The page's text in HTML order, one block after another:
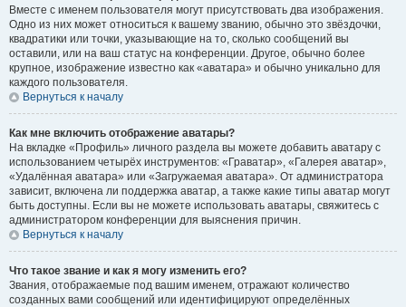
Вместе с именем пользователя могут присутствовать два изображения.
Одно из них может относиться к вашему званию, обычно это звёздочки,
квадратики или точки, указывающие на то, сколько сообщений вы
оставили, или на ваш статус на конференции. Другое, обычно более
крупное, изображение известно как «аватара» и обычно уникально для
каждого пользователя.
Вернуться к началу
Как мне включить отображение аватары?
На вкладке «Профиль» личного раздела вы можете добавить аватару с
использованием четырёх инструментов: «Граватар», «Галерея аватар»,
«Удалённая аватара» или «Загружаемая аватара». От администратора
зависит, включена ли поддержка аватар, а также какие типы аватар могут
быть доступны. Если вы не можете использовать аватары, свяжитесь с
администратором конференции для выяснения причин.
Вернуться к началу
Что такое звание и как я могу изменить его?
Звания, отображаемые под вашим именем, отражают количество
созданных вами сообщений или идентифицируют определённых